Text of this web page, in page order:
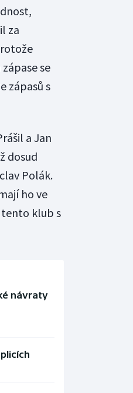
za
se
zápasů s
a Jan
dosud
Polák.
ho ve
tento klub s
návraty